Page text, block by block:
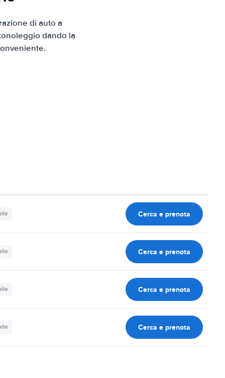
di auto a
dando la
Cerca e prenota
Cerca e prenota
Cerca e prenota
Cerca e prenota